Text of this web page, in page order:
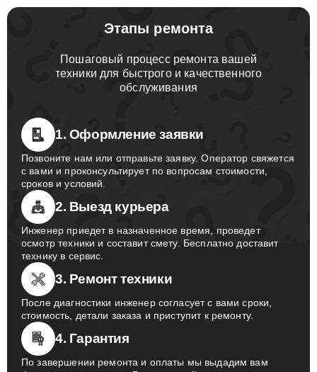
Этапы ремонта
Пошаговый процесс ремонта вашей
техники для быстрого и качественного
обслуживания
1. Оформление заявки
Позвоните нам или отправьте заявку. Оператор свяжется
с вами и проконсультирует по вопросам стоимости,
сроков и условий.
2. Выезд курьера
Инженер приедет в назначенное время, проведет
осмотр техники и составит смету. Бесплатно доставит
технику в сервис.
3. Ремонт техники
После диагностики инженер согласует с вами сроки,
стоимость, детали заказа и приступит к ремонту.
4. Гарантия
По завершении ремонта и оплаты мы выдадим вам